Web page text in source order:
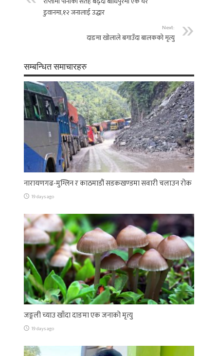
डुवानमा,१२ जनालाई उद्धार
Next:
दाङमा खोलाले बगाउँदा बालकको मृत्यु
सम्बन्धित समाचारहरु
नारायणगढ-मुग्लिन र काठमाडौं सडकखण्डमा सवारी चलाउन रोक
19 days ago
जङ्गली च्याउ खाँदा दाङमा एक जनाको मृत्यु
19 days ago